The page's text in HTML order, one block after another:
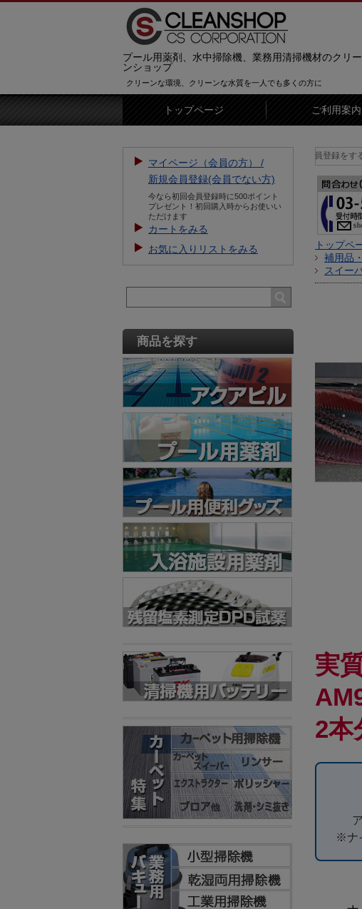
プール用薬剤、水中掃除機、業務用清掃機材のクリー
ンショップ
クリーンな環境、クリーンな水質を一人でも多くの方に
トップページ ご利用案内
【お知らせ】新規会員登録をすると500ポイ
トップペ
補用品
スイー
実
2本
※ナ
マイページ（会員の方） /
新規会員登録(会員でない方)
今なら初回会員登録時に500ポイント
プレゼント！初回購入時からお使いい
ただけます
カートをみる
お気に入りリストをみる
商品を探す